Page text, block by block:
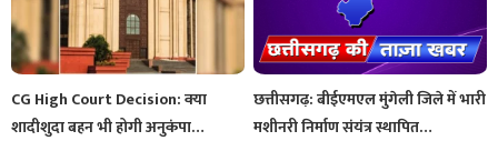
CG High Court Decision: क्या
शादीशुदा बहन भी होगी अनुकंपा…
छत्तीसगढ़: बीईएमएल मुंगेली जिले में भारी
मशीनरी निर्माण संयंत्र स्थापित…